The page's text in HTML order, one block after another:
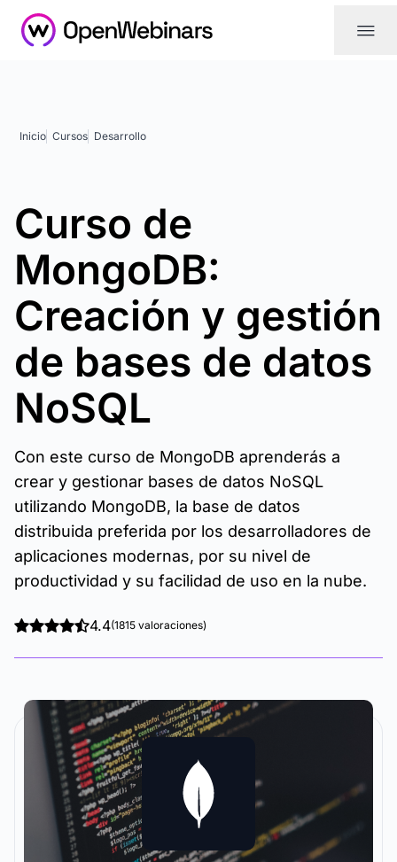
|||
Inicio Cursos Desarrollo
Curso de
MongoDB:
Creación y gestión
de bases de datos
NoSQL
Con este curso de MongoDB aprenderás a
crear y gestionar bases de datos NoSQL
utilizando MongoDB, la base de datos
distribuida preferida por los desarrolladores de
aplicaciones modernas, por su nivel de
productividad y su facilidad de uso en la nube.
4.4(1815 valoraciones)